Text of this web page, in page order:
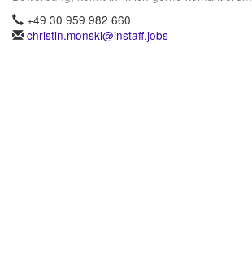
+49 30 959 982 660
christin.monski@instaff.jobs